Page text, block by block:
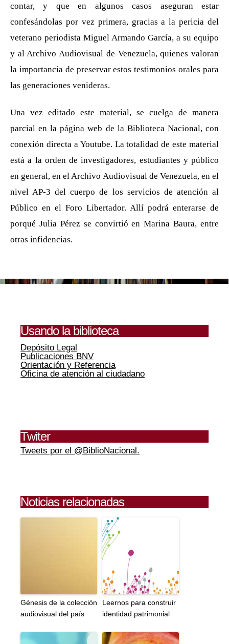
contar, y que en algunos casos aseguran estar
confesándolas por vez primera, gracias a la pericia del
veterano periodista Miguel Armando García, a su equipo
y al Archivo Audiovisual de Venezuela, quienes valoran
la importancia de preservar estos testimonios orales para
las generaciones venideras.
Una vez editado este material, se cuelga de manera
parcial en la página web de la Biblioteca Nacional, con
conexión directa a Youtube. La totalidad de este material
está a la orden de investigadores, estudiantes y público
en general, en el Archivo Audiovisual de Venezuela, en el
nivel AP-3 del cuerpo de los servicios de atención al
Público en el Foro Libertador. Allí podrá enterarse de
porqué Julia Pérez se convirtió en Marina Baura, entre
otras infidencias.
Usando la biblioteca
Depósito Legal
Publicaciones BNV
Orientación y Referencia
Oficina de atención al ciudadano
Twiter
Tweets por el @BiblioNacional.
Noticias relacionadas
Génesis de la colección
audiovisual del país
Leernos para construir
identidad patrimonial